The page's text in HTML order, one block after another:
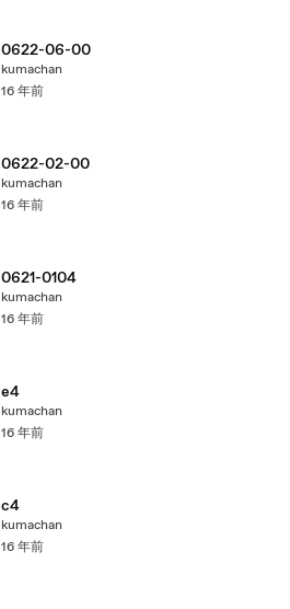
0622-06-00
kumachan
16 年前
0622-02-00
kumachan
16 年前
0621-0104
kumachan
16 年前
e4
kumachan
16 年前
c4
kumachan
16 年前